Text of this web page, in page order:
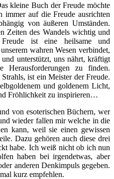
kleine Buch der Freude möchte
immer auf die Freude ausrichten
von äußeren Umständen.
Zeiten des Wandels wichtig und
ist eine heilsame und
wahren Wesen verbindet,
unterstützt, uns nährt, kräftigt
zu finden.
ist ein Meister der Freude.
und goldenem Licht,
Fröhlichkeit zu inspirieren…
von esoterischen Büchern, wer
wieder fallen mir welche in die
kann, weil sie einen gewissen
Dazu gehören auch diese drei
habe. Ich weiß nicht ob ich nun
haben bei irgendetwas, aber
anderen Denkimpuls gegeben.
kurz empfehlen.